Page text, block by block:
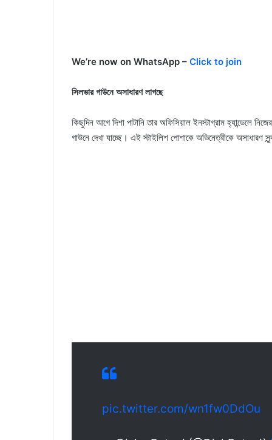
We’re now on WhatsApp – Click to join
সিলভার গাউনে অসাধারণ লাগছে
কিছুদিন আগে দিশা পাটানি তার অফিসিয়াল ইনস্টাগ্রাম হ্যান্ডেলে
গাউনে দেখা যাচ্ছে। এই স্টাইলিশ পোশাকে অভিনেত্রীকে অসাধারণ
pic.twitter.com/wn1fw0DdOu